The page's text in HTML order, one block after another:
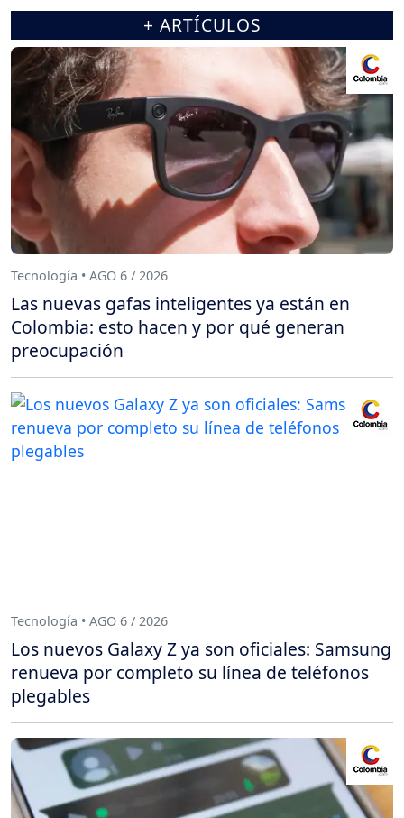
+ ARTÍCULOS
Tecnología • AGO 6 / 2026
Las nuevas gafas inteligentes ya están en
Colombia: esto hacen y por qué generan
preocupación
Tecnología • AGO 6 / 2026
Los nuevos Galaxy Z ya son oficiales: Samsung
renueva por completo su línea de teléfonos
plegables